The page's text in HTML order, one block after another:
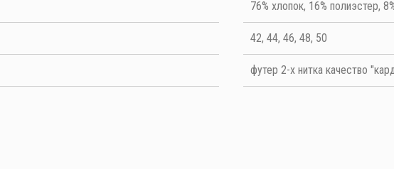
76% хлопок, 16% полиэстер,
42, 44, 46, 48, 50
футер 2-х нитка качество